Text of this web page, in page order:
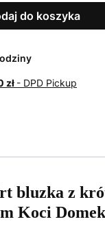
do koszyka
zł - DPD Pickup
bluzka z
Koci